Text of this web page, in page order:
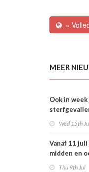
»
MEER
Ook in
Wed 15th
Vanaf 11
midden en
Thu 9th Jul